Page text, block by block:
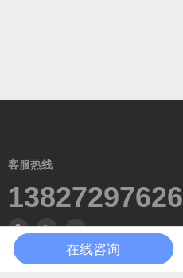
客服热线
13827297626
广东省东莞市黄江镇田美工业区
在线咨询